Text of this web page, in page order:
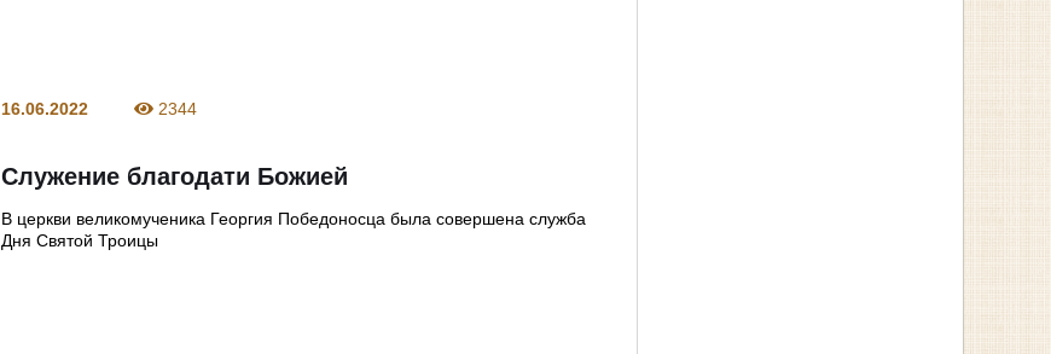
16.06.2022 2344
Служение благодати Божией
В церкви великомученика Георгия Победоносца была совершена служба
Дня Святой Троицы